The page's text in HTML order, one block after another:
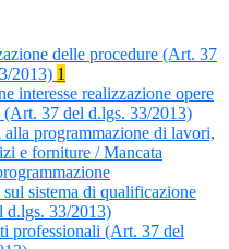
delle procedure (Art. 37
2013) 1
interesse realizzazione opere
(Art. 37 del d.lgs. 33/2013)
programmazione di lavori,
e forniture / Mancata
sistema di qualificazione
d.lgs. 33/2013)
professionali (Art. 37 del